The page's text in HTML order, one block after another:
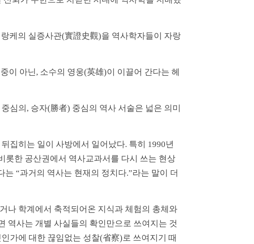
케의 실증사관(實證史觀)을 역사학자들이 자랑
이 아닌, 소수의 영웅(英雄)이 이끌어 간다는 헤
심의, 승자(勝者) 중심의 역사 서술은 넓은 의미
집히는 일이 사방에서 일어났다. 특히 1990년
롯한 공산권에서 역사교과서를 다시 쓰는 현상
“과거의 역사는 현재의 정치다.”라는 말이 더
나 학계에서 축적되어온 지식과 체험의 총체와
역사는 개별 사실들의 확인만으로 쓰여지는 것
가에 대한 끊임없는 성찰(省察)로 쓰여지기 때